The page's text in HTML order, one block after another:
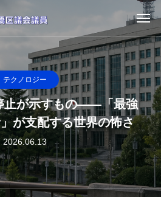
テクノロジー
止が示すもの——「最強
が支配する世界の怖さ
2026.06.13